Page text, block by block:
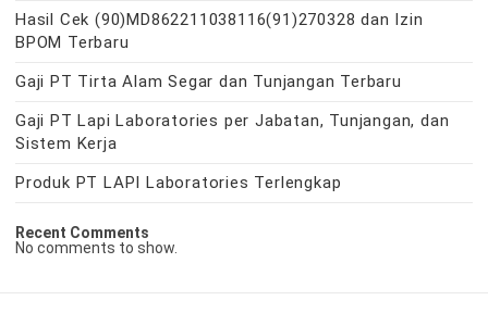
Hasil Cek (90)MD862211038116(91)270328 dan Izin
BPOM Terbaru
Gaji PT Tirta Alam Segar dan Tunjangan Terbaru
Gaji PT Lapi Laboratories per Jabatan, Tunjangan, dan
Sistem Kerja
Produk PT LAPI Laboratories Terlengkap
Recent Comments
No comments to show.